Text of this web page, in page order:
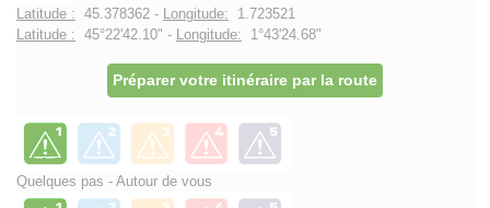
Latitude : 45.378362 - Longitude: 1.723521
Latitude : 45°22'42.10" - Longitude: 1°43'24.68"
Préparer votre itinéraire par la route
Quelques pas - Autour de vous